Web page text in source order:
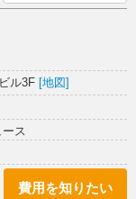
ル3F [地図]
ス
費用を知りたい